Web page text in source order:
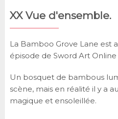
XX Vue d'ensemble.
La Bamboo Grove Lane est
épisode de Sword Art Online
Un bosquet de bambous
scène, mais en réalité il y a
magique et ensoleillée.